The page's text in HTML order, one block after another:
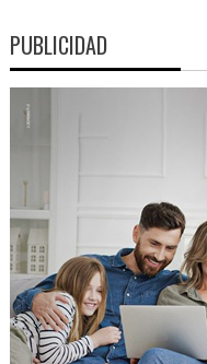
PUBLICIDAD